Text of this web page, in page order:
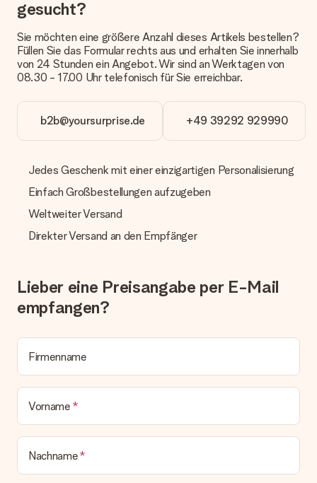
Derzeit können wir (noch) keine verschiedenen Lieferoptionen
anbieten. Das Geschenk, das bestellt wird, wird als Paket oder
Päckchen versendet. Möchtest du wissen, ob es als Paket
oder Päckchen geliefert wird, kontaktiere bitte unseren
Kundenservice.
Zahlung
Wie kann ich meine Bestellung bezahlen?
Wir bieten die folgenden Zahlungsoptionen an: Vorauskasse
mit normaler Überweisung, Sofortüberweisung, Paypal,
Geschenks jedoch um 3 Werktage.
Geschenk empfangen
erfüllt?
kontaktieren. Dort wird dir umgehend ein passender
Lösungsvorschlag unterbreitet.
Wird die Rechnung mit der Bestellung mitverschickt?
Lieferschein. Die Rechnung zu deiner Bestellung erhältst du
zeitgleich mit der Bestätigungsmail und kannst sie jederzeit in
deinem MySurprise Account einsehen. Du kannst das
Geschenk also direkt beim Empfänger liefern lassen und es
bleibt eine echte Überraschung!
gesucht?
Sie möchten eine größere Anzahl dieses Artikels bestellen?
Füllen Sie das Formular rechts aus und erhalten Sie innerhalb
von 24 Stunden ein Angebot. Wir sind an Werktagen von
08.30 - 17.00 Uhr telefonisch für Sie erreichbar.
b2b@yoursurprise.de +49 39292 929990
Jedes Geschenk mit einer einzigartigen Personalisierung
Einfach Großbestellungen aufzugeben
Weltweiter Versand
Direkter Versand an den Empfänger
Lieber eine Preisangabe per E-Mail
empfangen?
Firmenname
Vorname
Nachname